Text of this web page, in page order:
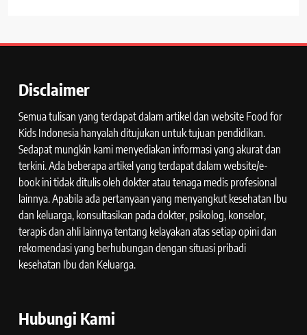
Disclaimer
Semua tulisan yang terdapat dalam artikel dan website Food for
Kids Indonesia hanyalah ditujukan untuk tujuan pendidikan.
Sedapat mungkin kami menyediakan informasi yang akurat dan
terkini. Ada beberapa artikel yang terdapat dalam website/e-
book ini tidak ditulis oleh dokter atau tenaga medis profesional
lainnya. Apabila ada pertanyaan yang menyangkut kesehatan Ibu
dan keluarga, konsultasikan pada dokter, psikolog, konselor,
terapis dan ahli lainnya tentang kelayakan atas setiap opini dan
rekomendasi yang berhubungan dengan situasi pribadi
kesehatan Ibu dan Keluarga.
Hubungi Kami